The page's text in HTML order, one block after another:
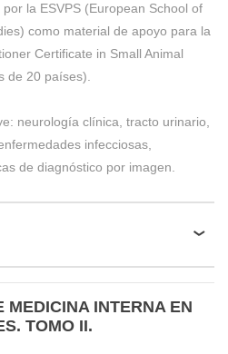
la ESVPS (European School of
como material de apoyo para la
Certificate in Small Animal
de 20 países).
neurología clínica, tracto urinario,
infecciosas,
de diagnóstico por imagen.
MEDICINA INTERNA EN
TOMO II.